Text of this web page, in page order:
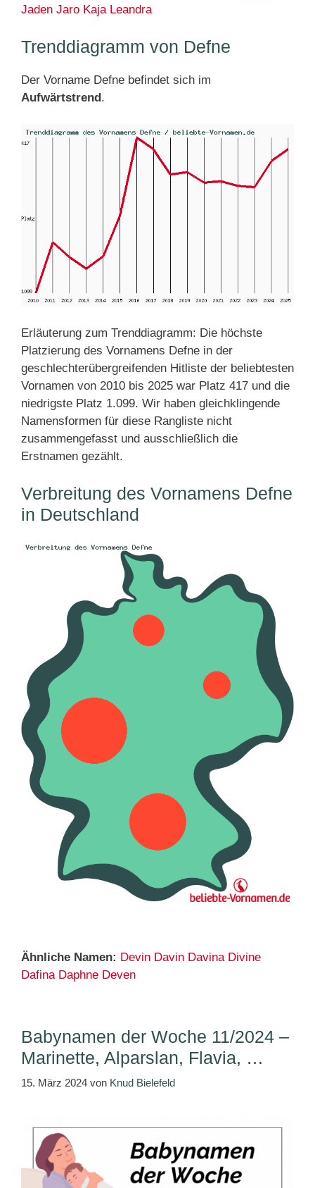
Jaden Jaro Kaja Leandra
Trenddiagramm von Defne
Der Vorname Defne befindet sich im
Aufwärtstrend.
Erläuterung zum Trenddiagramm: Die höchste
Platzierung des Vornamens Defne in der
geschlechterübergreifenden Hitliste der beliebtesten
Vornamen von 2010 bis 2025 war Platz 417 und die
niedrigste Platz 1.099. Wir haben gleichklingende
Namensformen für diese Rangliste nicht
zusammengefasst und ausschließlich die
Erstnamen gezählt.
Verbreitung des Vornamens Defne
in Deutschland
Ähnliche Namen: Devin Davin Davina Divine
Dafina Daphne Deven
Babynamen der Woche 11/2024 –
Marinette, Alparslan, Flavia, …
15. März 2024 von Knud Bielefeld